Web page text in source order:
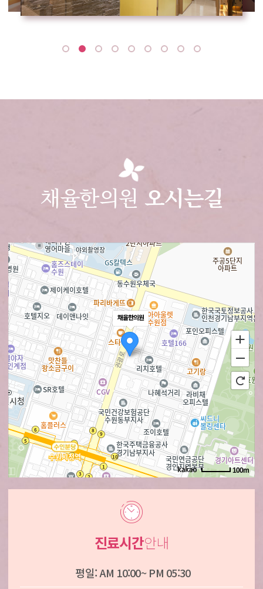
채율한의원 오시는길
채율한의원
100m
로드뷰 길찾기 지도 크게 보기
진료시간안내
평일: AM 10:00~ PM 05:30